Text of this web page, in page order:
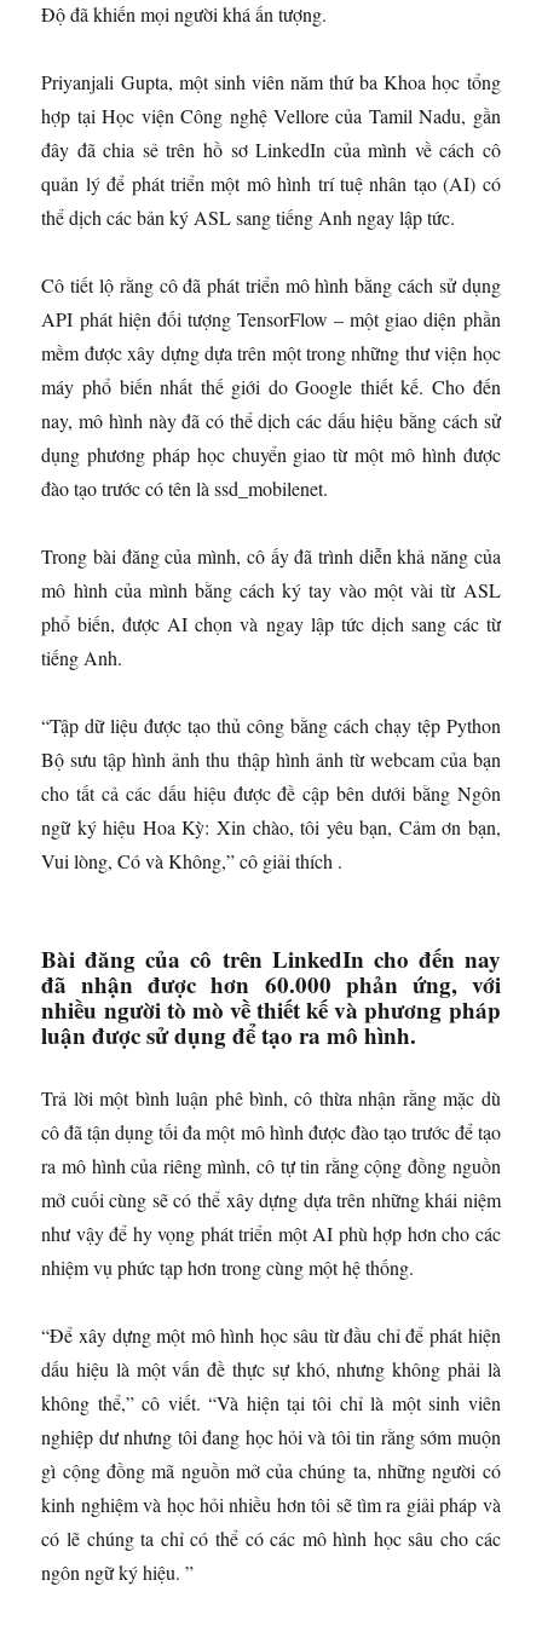
Độ đã khiến mọi người khá ấn tượng.
Priyanjali Gupta, một sinh viên năm thứ ba Khoa học tổng
hợp tại Học viện Công nghệ Vellore của Tamil Nadu, gần
đây đã chia sẻ trên hồ sơ LinkedIn của mình về cách cô
quản lý để phát triển một mô hình trí tuệ nhân tạo (AI) có
thể dịch các bản ký ASL sang tiếng Anh ngay lập tức.
Cô tiết lộ rằng cô đã phát triển mô hình bằng cách sử dụng
API phát hiện đối tượng TensorFlow – một giao diện phần
mềm được xây dựng dựa trên một trong những thư viện học
máy phổ biến nhất thế giới do Google thiết kế. Cho đến
nay, mô hình này đã có thể dịch các dấu hiệu bằng cách sử
dụng phương pháp học chuyển giao từ một mô hình được
đào tạo trước có tên là ssd_mobilenet.
Trong bài đăng của mình, cô ấy đã trình diễn khả năng của
mô hình của mình bằng cách ký tay vào một vài từ ASL
phổ biến, được AI chọn và ngay lập tức dịch sang các từ
tiếng Anh.
“Tập dữ liệu được tạo thủ công bằng cách chạy tệp Python
Bộ sưu tập hình ảnh thu thập hình ảnh từ webcam của bạn
cho tất cả các dấu hiệu được đề cập bên dưới bằng Ngôn
ngữ ký hiệu Hoa Kỳ: Xin chào, tôi yêu bạn, Cảm ơn bạn,
Vui lòng, Có và Không,” cô giải thích .
Bài đăng của cô trên LinkedIn cho đến nay
đã nhận được hơn 60.000 phản ứng, với
nhiều người tò mò về thiết kế và phương pháp
luận được sử dụng để tạo ra mô hình.
Trả lời một bình luận phê bình, cô thừa nhận rằng mặc dù
cô đã tận dụng tối đa một mô hình được đào tạo trước để tạo
ra mô hình của riêng mình, cô tự tin rằng cộng đồng nguồn
mở cuối cùng sẽ có thể xây dựng dựa trên những khái niệm
như vậy để hy vọng phát triển một AI phù hợp hơn cho các
nhiệm vụ phức tạp hơn trong cùng một hệ thống.
“Để xây dựng một mô hình học sâu từ đầu chỉ để phát hiện
dấu hiệu là một vấn đề thực sự khó, nhưng không phải là
không thể,” cô viết. “Và hiện tại tôi chỉ là một sinh viên
nghiệp dư nhưng tôi đang học hỏi và tôi tin rằng sớm muộn
gì cộng đồng mã nguồn mở của chúng ta, những người có
kinh nghiệm và học hỏi nhiều hơn tôi sẽ tìm ra giải pháp và
có lẽ chúng ta chỉ có thể có các mô hình học sâu cho các
ngôn ngữ ký hiệu. ”